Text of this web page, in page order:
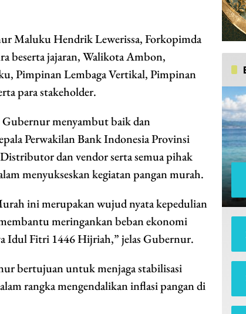
Maluku Hendrik Lewerissa, Forkopimda
beserta jajaran, Walikota Ambon,
Pimpinan Lembaga Vertikal, Pimpinan
para stakeholder.
menyambut baik dan
Perwakilan Bank Indonesia Provinsi
dan vendor serta semua pihak
menyukseskan kegiatan pangan murah.
ini merupakan wujud nyata kepedulian
meringankan beban ekonomi
Idul Fitri 1446 Hijriah,” jelas Gubernur.
bertujuan untuk menjaga stabilisasi
rangka mengendalikan inflasi pangan di